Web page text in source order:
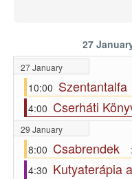
27
27 January
10:00 Szentantalfa
4:00 Cserháti
29 January
8:00 Csabrendek
4:30 Kutyaterápia